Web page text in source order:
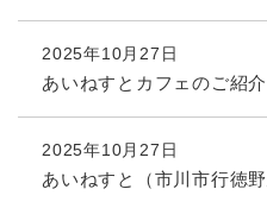
2025年10月27日
あいねすとカフェのご紹
2025年10月27日
あいねすと（市川市行徳